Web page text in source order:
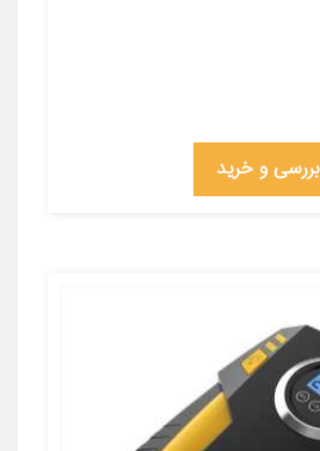
بررسی و خرید